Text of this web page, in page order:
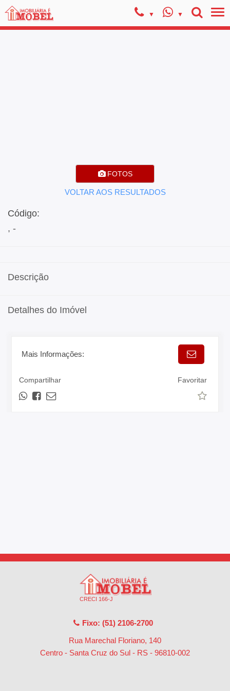
FOTOS
VOLTAR AOS RESULTADOS
Código:
, -
Descrição
Detalhes do Imóvel
Mais Informações:
Compartilhar Favoritar
CRECI 166-J
Fixo: (51) 2106-2700
Rua Marechal Floriano, 140
Centro - Santa Cruz do Sul - RS - 96810-002